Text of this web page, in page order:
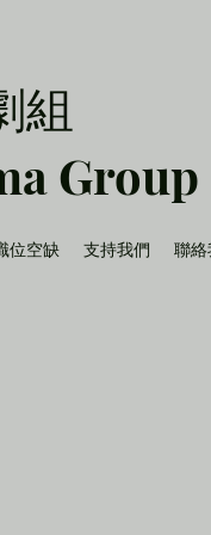
組
Group
位空缺 支持我們 聯